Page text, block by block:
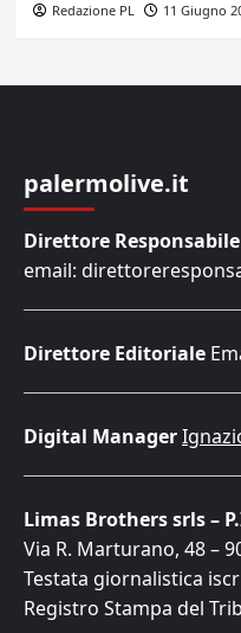
Redazione PL 11 Giugno
palermolive.it
Direttore Responsabile
email:
Direttore Editoriale
Digital Manager
Limas Brothers srls –
Via R. Marturano, 48 –
Testata giornalistica
Registro Stampa del